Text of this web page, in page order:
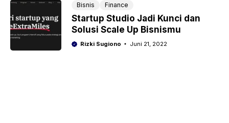
Bisnis Finance
Startup Studio Jadi Kunci dan
Solusi Scale Up Bisnismu
Rizki Sugiono Juni 21, 2022